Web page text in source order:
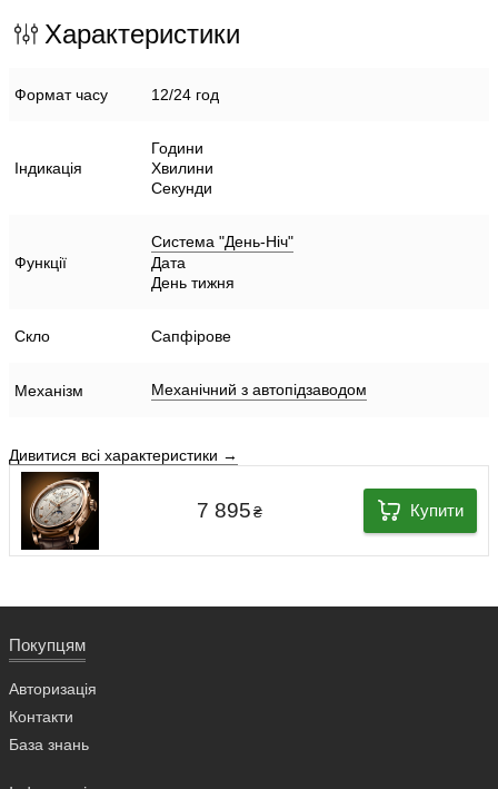
Характеристики
Формат часу 12/24 год
Індикація
Години
Хвилини
Секунди
Функції
Система "День-Ніч"
Дата
День тижня
Скло Сапфірове
Механізм Механічний з автопідзаводом
Дивитися всі характеристики →
7 895₴ Купити
Покупцям
Авторизація
Контакти
База знань